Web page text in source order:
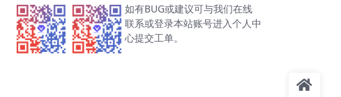
如有BUG或建议可与我们在线
联系或登录本站账号进入个人中
心提交工单。